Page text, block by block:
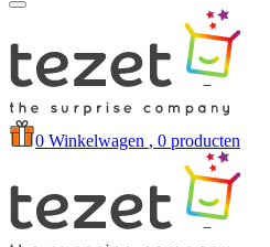
0 Winkelwagen , 0 producten